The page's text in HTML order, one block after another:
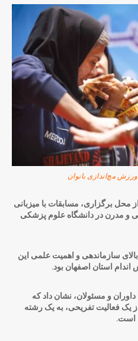
مچ‌اندازی بانوان
محل برگزاری، مسابقات با میزبانی
و مدرن در دانشگاه علوم پزشکی
سازماندهی و اهمیت علمی این
استان اصفهان بود.
و مسئولان، نشان داد که
یک فعالیت تفریحی، به یک رشته
است.